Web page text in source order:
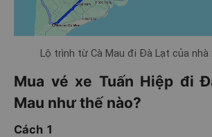
Lộ trình từ Cà Mau đi Đà Lạt của nhà
Mua vé xe Tuấn Hiệp đi
Mau như thế nào?
Cách 1